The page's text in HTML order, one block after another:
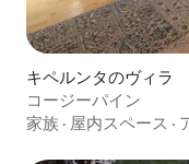
キペルンタのヴィラ
コージーパイン
家族 · 屋内スペース ·